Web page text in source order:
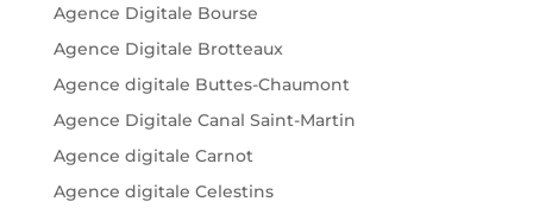
Agence Digitale Bourse
Agence Digitale Brotteaux
Agence digitale Buttes-Chaumont
Agence Digitale Canal Saint-Martin
Agence digitale Carnot
Agence digitale Celestins